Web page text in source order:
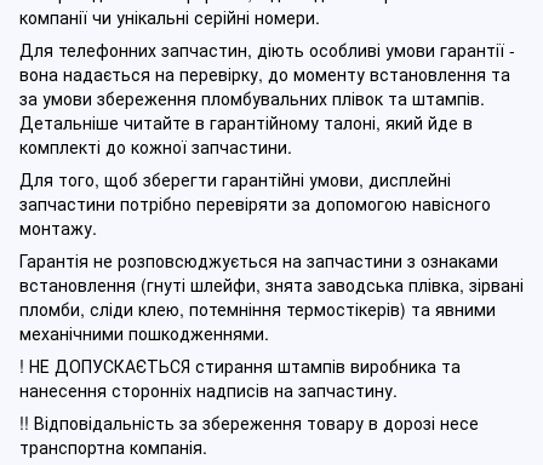
компанії чи унікальні серійні номери.
Для телефонних запчастин, діють особливі умови гарантії -
вона надається на перевірку, до моменту встановлення та
за умови збереження пломбувальних плівок та штампів.
Детальніше читайте в гарантійному талоні, який йде в
комплекті до кожної запчастини.
Для того, щоб зберегти гарантійні умови, дисплейні
запчастини потрібно перевіряти за допомогою навісного
монтажу.
Гарантія не розповсюджується на запчастини з ознаками
встановлення (гнуті шлейфи, знята заводська плівка, зірвані
пломби, сліди клею, потемніння термостікерів) та явними
механічними пошкодженнями.
! НЕ ДОПУСКАЄТЬСЯ стирання штампів виробника та
нанесення сторонніх надписів на запчастину.
!! Відповідальність за збереження товару в дорозі несе
транспортна компанія.